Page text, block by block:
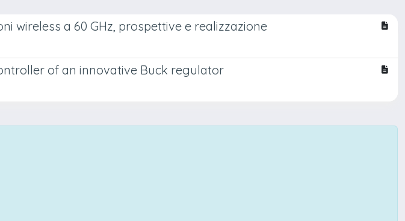
wireless a 60 GHz, prospettive e realizzazione
of an innovative Buck regulator